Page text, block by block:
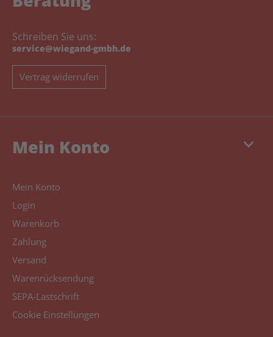
Schreiben Sie uns:
service@wiegand-gmbh.de
Vertrag widerrufen
keyboard_arrow_down
Mein Konto
Mein Konto
Login
Warenkorb
Zahlung
Versand
Warenrücksendung
SEPA-Lastschrift
Cookie Einstellungen